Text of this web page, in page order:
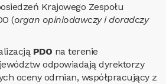
Krajowego Zespołu
(organ opiniodawczy i doradczy
PDO na terenie
odpowiadają dyrektorzy
oceny odmian, współpracujący z